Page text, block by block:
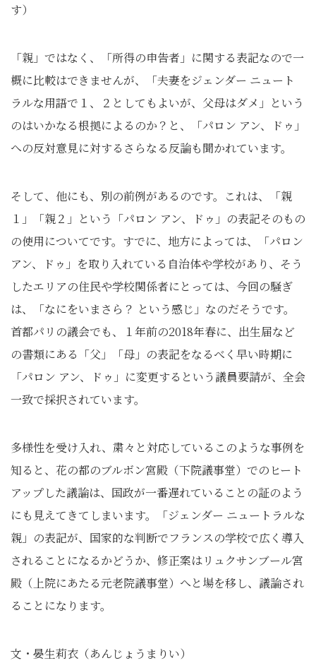
す）
「親」ではなく、「所得の申告者」に関する表記なので一
概に比較はできませんが、「夫妻をジェンダー ニュート
ラルな用語で１、２としてもよいが、父母はダメ」という
のはいかなる根拠によるのか？と、「パロン アン、ドゥ」
への反対意見に対するさらなる反論も聞かれています。
そして、他にも、別の前例があるのです。これは、「親
１」「親２」という「パロン アン、ドゥ」の表記そのもの
の使用についてです。すでに、地方によっては、「パロン
アン、ドゥ」を取り入れている自治体や学校があり、そう
したエリアの住民や学校関係者にとっては、今回の騒ぎ
は、「なにをいまさら？ という感じ」なのだそうです。
首都パリの議会でも、１年前の2018年春に、出生届など
の書類にある「父」「母」の表記をなるべく早い時期に
「パロン アン、ドゥ」に変更するという議員要請が、全会
一致で採択されています。
多様性を受け入れ、粛々と対応しているこのような事例を
知ると、花の都のブルボン宮殿（下院議事堂）でのヒート
アップした議論は、国政が一番遅れていることの証のよう
にも見えてきてしまいます。「ジェンダー ニュートラルな
親」の表記が、国家的な判断でフランスの学校で広く導入
されることになるかどうか、修正案はリュクサンブール宮
殿（上院にあたる元老院議事堂）へと場を移し、議論され
ることになります。
文・晏生莉衣（あんじょうまりい）